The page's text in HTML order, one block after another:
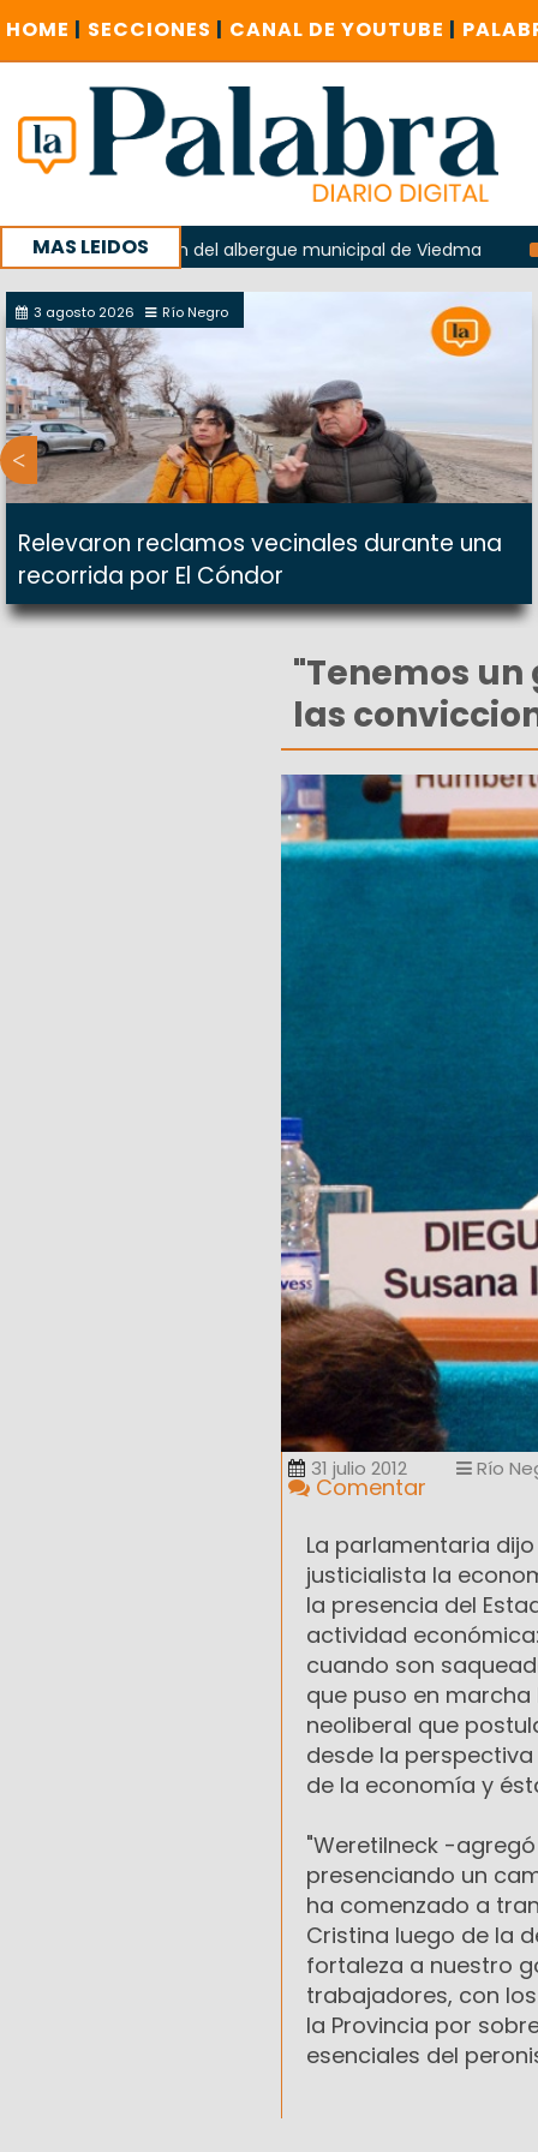
HOME | SECCIONES | CANAL DE YOUTUBE |
MAS LEIDOS
explosión del albergue municipal de Viedma La
con un encuentro provincial en Roca
3 agosto 2026 Río Negro
Relevaron reclamos vecinales durante una
recorrida por El Cóndor
"Tenemos
las
31 julio 2012 Río
Comentar
La parlamentaria
justicialista la
la presencia del
actividad
cuando son
que puso en
neoliberal que
desde la
de la economía y
"Weretilneck -
presenciando un
ha comenzado a
Cristina luego de la
fortaleza a nuestro
trabajadores, con
la Provincia por
esenciales del